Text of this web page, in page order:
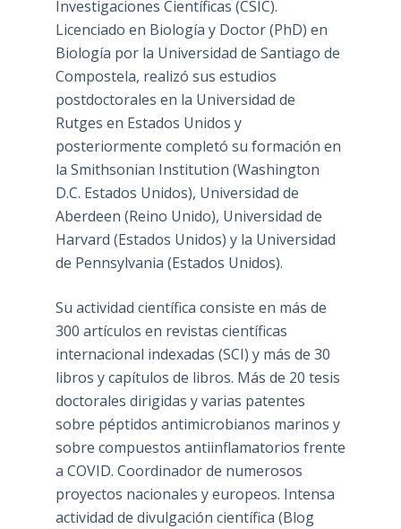
Investigaciones Científicas (CSIC).
Licenciado en Biología y Doctor (PhD) en
Biología por la Universidad de Santiago de
Compostela, realizó sus estudios
postdoctorales en la Universidad de
Rutges en Estados Unidos y
posteriormente completó su formación en
la Smithsonian Institution (Washington
D.C. Estados Unidos), Universidad de
Aberdeen (Reino Unido), Universidad de
Harvard (Estados Unidos) y la Universidad
de Pennsylvania (Estados Unidos).
Su actividad científica consiste en más de
300 artículos en revistas científicas
internacional indexadas (SCI) y más de 30
libros y capítulos de libros. Más de 20 tesis
doctorales dirigidas y varias patentes
sobre péptidos antimicrobianos marinos y
sobre compuestos antiinflamatorios frente
a COVID. Coordinador de numerosos
proyectos nacionales y europeos. Intensa
actividad de divulgación científica (Blog